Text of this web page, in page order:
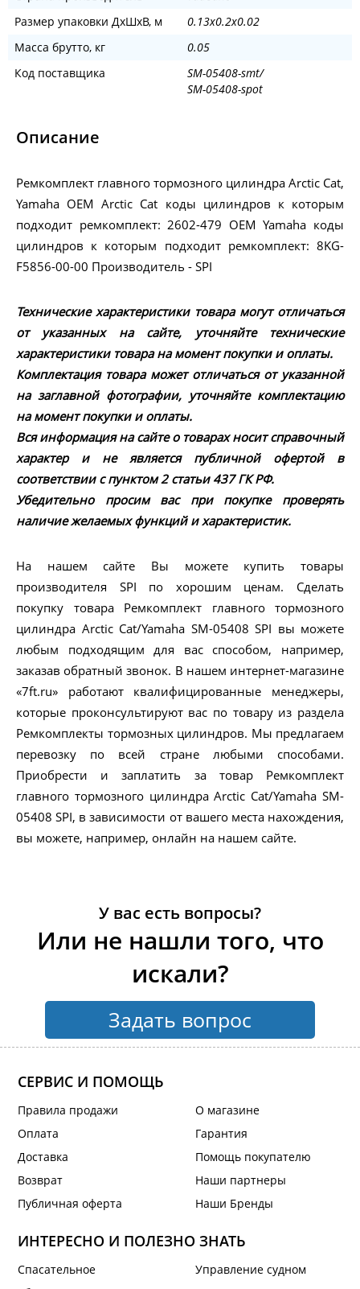
Размер упаковки ДхШхВ, м
0.13x0.2x0.02
Масса брутто, кг
0.05
Код поставщика
SM-05408-smt/
SM-05408-spot
Описание
Ремкомплект главного тормозного цилиндра Arctic Cat,
Yamaha OEM Arctic Cat коды цилиндров к которым
подходит ремкомплект: 2602-479 OEM Yamaha коды
цилиндров к которым подходит ремкомплект: 8KG-
F5856-00-00 Производитель - SPI
Технические характеристики товара могут отличаться
от указанных на сайте, уточняйте технические
характеристики товара на момент покупки и оплаты.
Комплектация товара может отличаться от указанной
на заглавной фотографии, уточняйте комплектацию
на момент покупки и оплаты.
Вся информация на сайте о товарах носит справочный
характер и не является публичной офертой в
соответствии с пунктом 2 статьи 437 ГК РФ.
Убедительно просим вас при покупке проверять
наличие желаемых функций и характеристик.
На нашем сайте Вы можете купить товары
производителя SPI по хорошим ценам. Сделать
покупку товара Ремкомплект главного тормозного
цилиндра Arctic Cat/Yamaha SM-05408 SPI вы можете
любым подходящим для вас способом, например,
заказав обратный звонок. В нашем интернет-магазине
«7ft.ru» работают квалифицированные менеджеры,
которые проконсультируют вас по товару из раздела
Ремкомплекты тормозных цилиндров. Мы предлагаем
перевозку по всей стране любыми способами.
Приобрести и заплатить за товар Ремкомплект
главного тормозного цилиндра Arctic Cat/Yamaha SM-
05408 SPI, в зависимости от вашего места нахождения,
вы можете, например, онлайн на нашем сайте.
У вас есть вопросы?
Или не нашли того, что
искали?
Задать вопрос
СЕРВИС И ПОМОЩЬ
Правила продажи
Оплата
Доставка
Возврат
Публичная оферта
О магазине
Гарантия
Помощь покупателю
Наши партнеры
Наши Бренды
ИНТЕРЕСНО И ПОЛЕЗНО ЗНАТЬ
Спасательное
Управление судном